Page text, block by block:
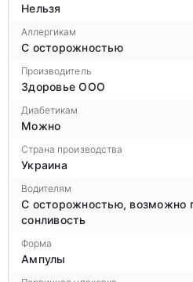
Нельзя
Аллергикам
С осторожностью
Производитель
Здоровье ООО
Диабетикам
Можно
Страна производства
Украина
Водителям
С осторожностью, возможно
сонливость
Форма
Ампулы